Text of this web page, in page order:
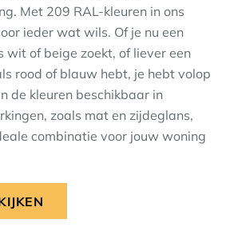
Met 209 RAL-kleuren in ons
ieder wat wils. Of je nu een
wit of beige zoekt, of liever een
rood of blauw hebt, je hebt volop
de kleuren beschikbaar in
zoals mat en zijdeglans,
combinatie voor jouw woning